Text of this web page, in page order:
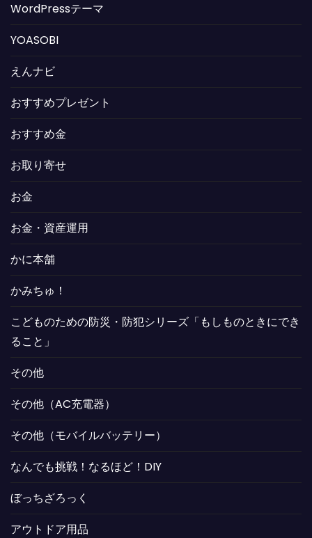
WordPressテーマ
YOASOBI
えんナビ
おすすめプレゼント
おすすめ金
お取り寄せ
お金
お金・資産運用
かに本舗
かみちゅ！
こどものための防災・防犯シリーズ「もしものときにでき
ること」
その他
その他（AC充電器）
その他（モバイルバッテリー）
なんでも挑戦！なるほど！DIY
ぼっちざろっく
アウトドア用品